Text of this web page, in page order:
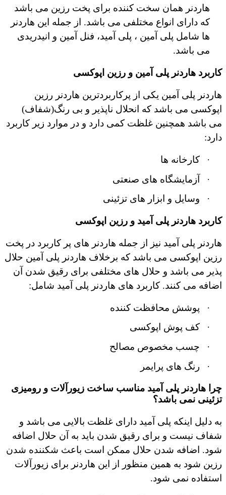
هاردنر همان سخت کننده برای پخت رزین می باشد
که دارای انواع مختلفی می باشد. از جمله این هاردنر
ها شامل پلی آمین ، پلی آمید، فنل آمین و انیدریدی
می باشد.
کاربرد هاردنر پلی آمین و رزین اپوکسی
هاردنر پلی آمین یکی از پرکاربردترین هاردنر رزین
اپوکسی می باشد که انحلال ناپذیر و بی رنگ(شفاف)
می باشد همچنین غلظت کمی دارد و در موارد زیر کاربرد
دارد:
·
کارخانه ها
·
آزمایشگاه های صنعتی
·
وسایل و ابزار های تزئینی
کاربرد هاردنر پلی آمید و رزین اپوکسی
هاردنر پلی آمید نیز از جمله هاردنر های پر کاربرد در پخت
رزین اپوکسی می باشد که برخلاف هاردنر پلی آمین حلال
پذیر می باشد و حلال های مختلفی برای رقیق شدن آن
اضافه می کنند. کاربرد های هاردنر پلی آمید شامل:
·
پوشش محافظت کننده
·
کف پوش اپوکسی
·
چسب مخصوص مصالح
·
رنگ های پرایمر
چرا هاردنر پلی آمید مناسب ساخت زیورآلات و رومیزی
تزئینی نمی باشد؟
به دلیل اینکه پلی آمید دارای غلظت بالایی می باشد و
شفاف نیست و برای رقیق شدن باید به آن حلال اضافه
شود. اضافه شدن حلال ممکن است باعث شکننده شدن
رزین شود به همین منظور از این هاردنر برای زیورآلات
استفاده نمی شود.